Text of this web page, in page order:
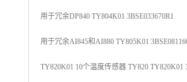
用于冗余DP840 TY804K01 3BSE033670R1
用于冗余AI845和AI880 TY805K01
TY820K01 10个温度传感器 TY820 TY820K01